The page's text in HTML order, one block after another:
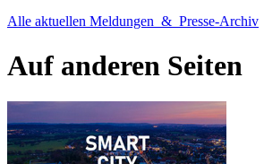
Alle aktuellen Meldungen & Presse-Archiv
Auf anderen Seiten